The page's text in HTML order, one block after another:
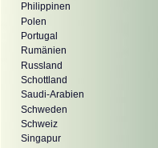
Philippinen
Polen
Portugal
Rumänien
Russland
Schottland
Saudi-Arabien
Schweden
Schweiz
Singapur